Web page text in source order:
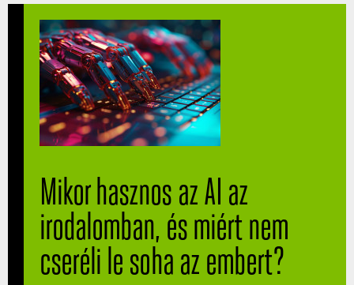
Mikor hasznos az AI az
irodalomban, és miért nem
cseréli le soha az embert?